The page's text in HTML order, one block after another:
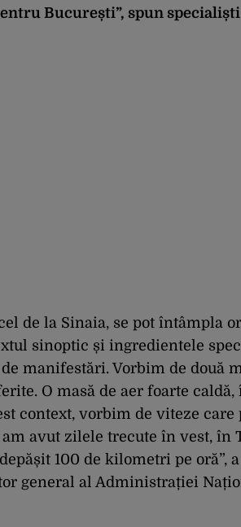
București”, spun
de la Sinaia, se pot întâmpla
sinoptic și ingredientele
manifestări. Vorbim de două
O masă de aer foarte caldă,
context, vorbim de viteze care
avut zilele trecute în vest, în
100 de kilometri pe oră”,
general al Administrației